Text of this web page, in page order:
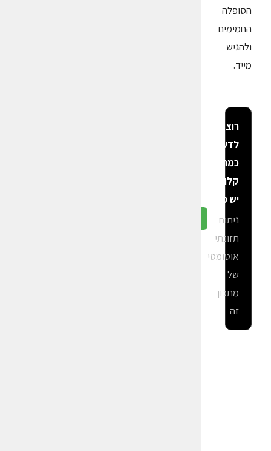
הסופלה
החמימים
ולהגיש
מייד.
רוצה
לדעת
כמה
קלוריות
יש פה?
ניתוח
תזונתי
אוטומטי
של
מתכון
זה